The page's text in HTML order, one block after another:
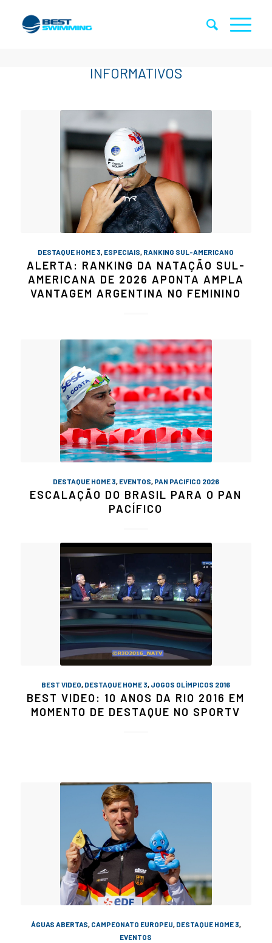
DESTAQUE HOME 3, ESPECIAIS, RANKING SUL-AMERICANO
ALERTA: RANKING DA NATAÇÃO SUL-
AMERICANA DE 2026 APONTA AMPLA
VANTAGEM ARGENTINA NO FEMININO
DESTAQUE HOME 3, EVENTOS, PAN PACIFICO 2026
ESCALAÇÃO DO BRASIL PARA O PAN
PACÍFICO
BEST VIDEO, DESTAQUE HOME 3, JOGOS OLÍMPICOS 2016
BEST VIDEO: 10 ANOS DA RIO 2016 EM
MOMENTO DE DESTAQUE NO SPORTV
ÁGUAS ABERTAS, CAMPEONATO EUROPEU, DESTAQUE HOME 3,
EVENTOS